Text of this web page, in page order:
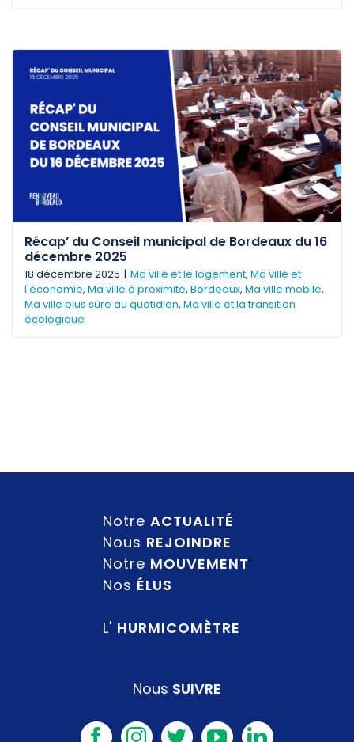
Récap’ du Conseil municipal de Bordeaux du 16
décembre 2025
18 décembre 2025 | Ma ville et le logement, Ma ville et
l'économie, Ma ville à proximité, Bordeaux, Ma ville mobile,
Ma ville plus sûre au quotidien, Ma ville et la transition
écologique
Notre ACTUALITÉ
Nous REJOINDRE
Notre MOUVEMENT
Nos ÉLUS
L' HURMICOMÈTRE
Nous SUIVRE